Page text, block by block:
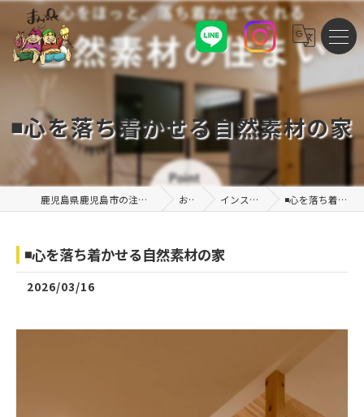
◾️心を落ち着かせる自然素材の家
鹿児島県鹿児島市の注文住宅なら株式会社まんぷくハウス お知らせ インスタグラム投稿 ◾️心を落ち着かせる自然素材の家
◾️心を落ち着かせる自然素材の家
2026/03/16